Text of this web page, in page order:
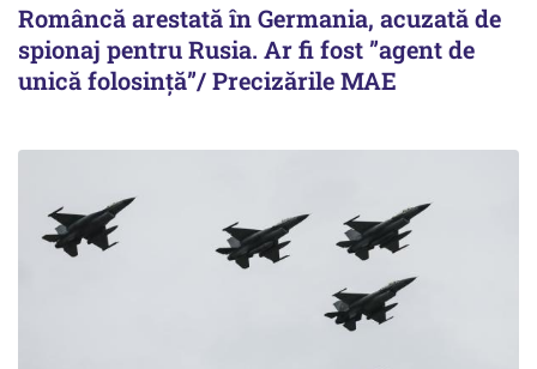
Româncă arestată în Germania, acuzată de
spionaj pentru Rusia. Ar fi fost ”agent de
unică folosință”/ Precizările MAE